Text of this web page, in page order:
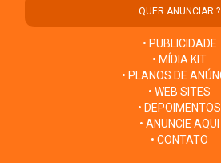
QUER ANUNCIAR ?
• PUBLICIDADE
• MÍDIA KIT
• PLANOS DE
• WEB SITES
• DEPOIMENTOS
• ANUNCIE AQUI
• CONTATO